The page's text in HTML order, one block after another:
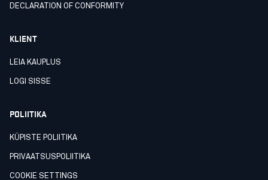
DECLARATION OF CONFORMITY
KLIENT
LEIA KAUPLUS
LOGI SISSE
POLIITIKA
KÜPISTE POLIITIKA
PRIVAATSUSPOLIITIKA
COOKIE SETTINGS